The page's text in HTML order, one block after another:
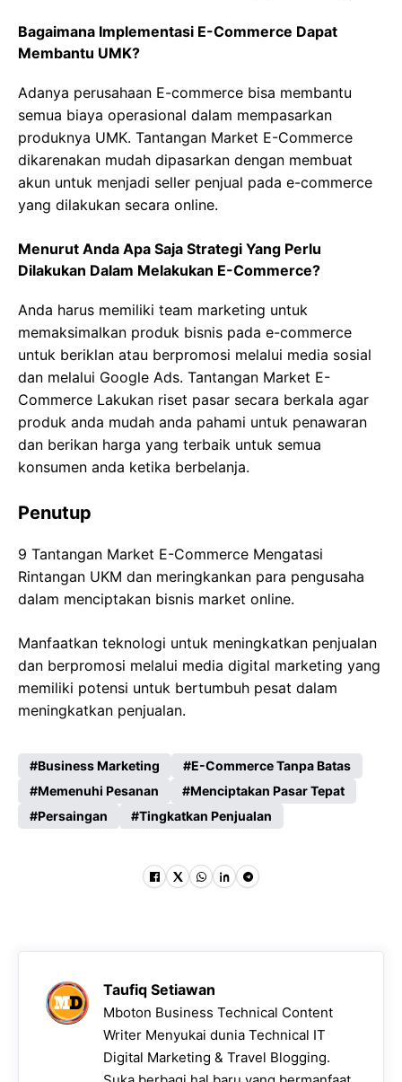
Bagaimana Implementasi E-Commerce Dapat
Membantu UMK?
Adanya perusahaan E-commerce bisa membantu
semua biaya operasional dalam mempasarkan
produknya UMK. Tantangan Market E-Commerce
dikarenakan mudah dipasarkan dengan membuat
akun untuk menjadi seller penjual pada e-commerce
yang dilakukan secara online.
Menurut Anda Apa Saja Strategi Yang Perlu
Dilakukan Dalam Melakukan E-Commerce?
Anda harus memiliki team marketing untuk
memaksimalkan produk bisnis pada e-commerce
untuk beriklan atau berpromosi melalui media sosial
dan melalui Google Ads. Tantangan Market E-
Commerce Lakukan riset pasar secara berkala agar
produk anda mudah anda pahami untuk penawaran
dan berikan harga yang terbaik untuk semua
konsumen anda ketika berbelanja.
Penutup
9 Tantangan Market E-Commerce Mengatasi
Rintangan UKM dan meringkankan para pengusaha
dalam menciptakan bisnis market online.
Manfaatkan teknologi untuk meningkatkan penjualan
dan berpromosi melalui media digital marketing yang
memiliki potensi untuk bertumbuh pesat dalam
meningkatkan penjualan.
Business Marketing
E-Commerce Tanpa Batas
Memenuhi Pesanan
Menciptakan Pasar Tepat
Persaingan
Tingkatkan Penjualan
Taufiq Setiawan
Mboton Business Technical Content
Writer Menyukai dunia Technical IT
Digital Marketing & Travel Blogging.